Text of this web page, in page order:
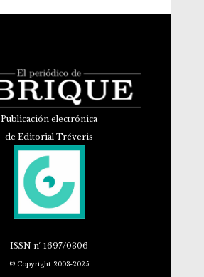
Publicación electrónica
de Editorial Tréveris
ISSNnº 1697/0306
© Copyright 2003-2025